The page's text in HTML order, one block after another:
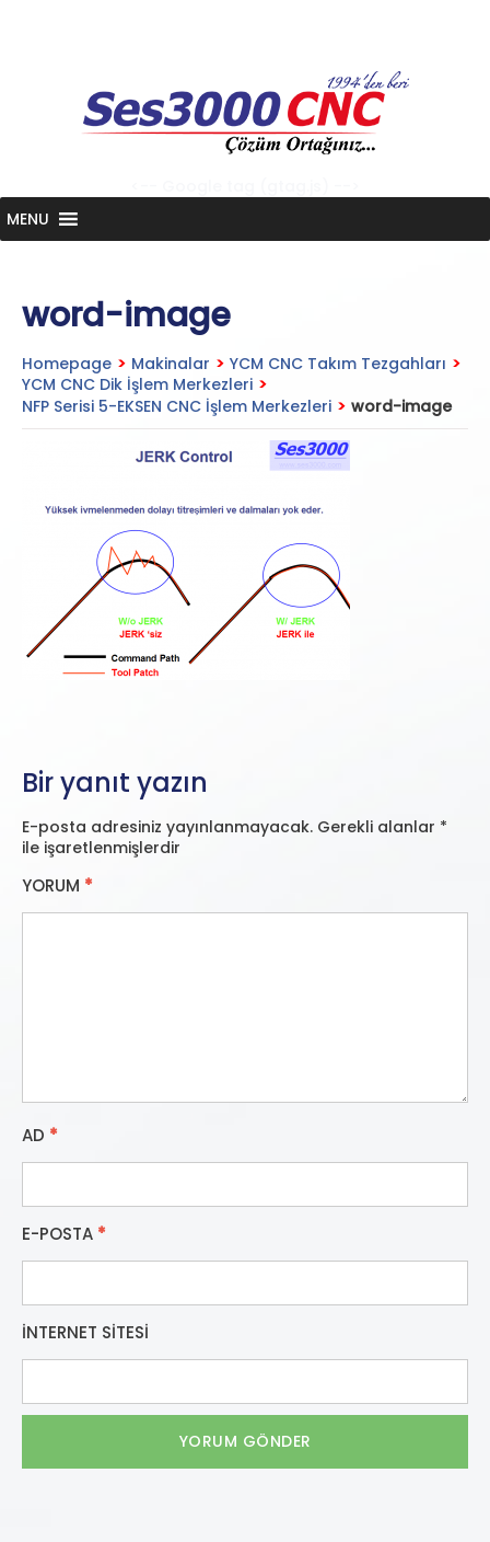
content
MENU
word-image
Homepage > Makinalar > YCM CNC Takım Tezgahları >
YCM CNC Dik İşlem Merkezleri >
NFP Serisi 5-EKSEN CNC İşlem Merkezleri > word-image
Bir yanıt yazın
E-posta adresiniz yayınlanmayacak. Gerekli alanlar *
ile işaretlenmişlerdir
YORUM *
AD *
E-POSTA *
İNTERNET SITESI